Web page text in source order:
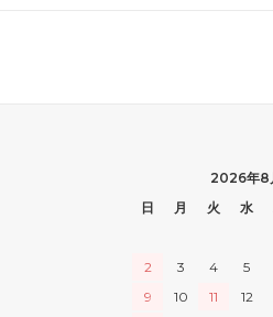
2026年8
日
月 火 水
2
3 4 5
9
10 11 12